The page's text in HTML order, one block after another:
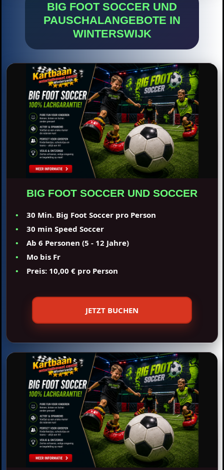
BIG FOOT SOCCER UND
PAUSCHALANGEBOTE IN
WINTERSWIJK
BIG FOOT SOCCER UND SOCCER
30 Min. Big Foot Soccer pro Person
30 min Speed Soccer
Ab 6 Personen (5 - 12 Jahre)
Mo bis Fr
Preis: 10,00 € pro Person
JETZT BUCHEN